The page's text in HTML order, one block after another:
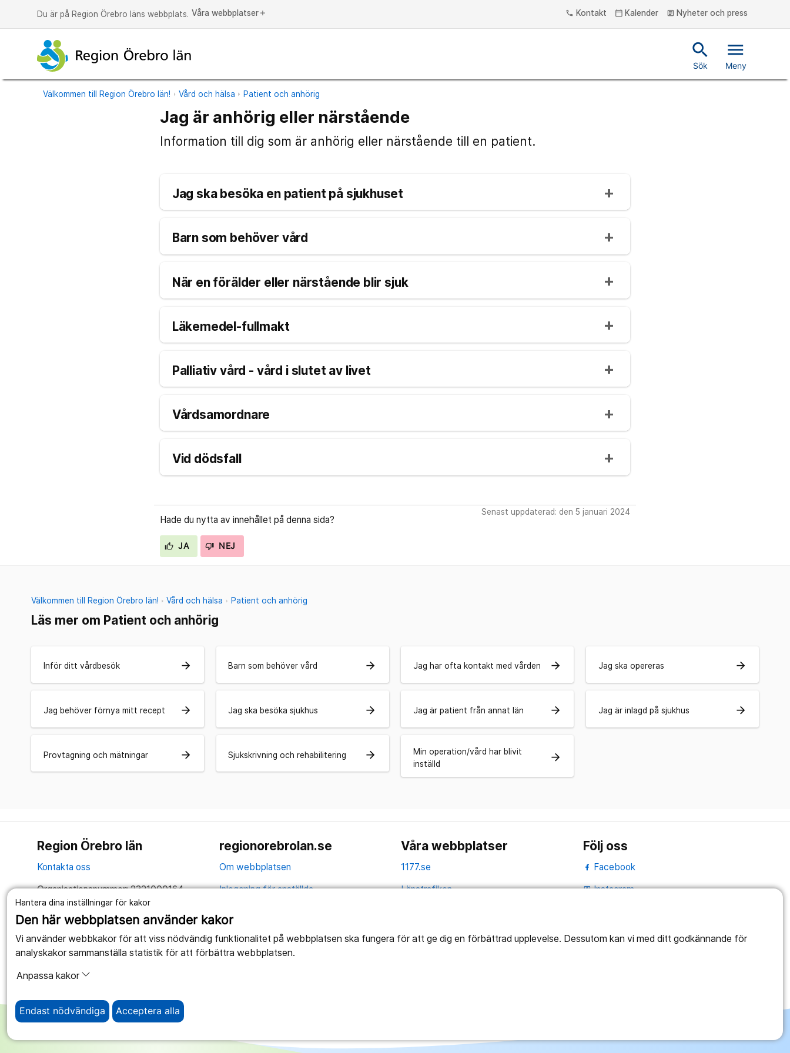
Hantera dina inställningar för kakor
Den här webbplatsen använder kakor
Vi använder webbkakor för att viss nödvändig funktionalitet på webbplatsen ska fungera för att ge dig en förbättrad upplevelse. Dessutom kan vi med ditt godkännande för
analyskakor sammanställa statistik för att förbättra webbplatsen.
Anpassa kakor
Endast nödvändiga Acceptera alla
Du är på Region Örebro läns webbplats. Våra webbplatser add phone Kontakt calendar_today Kalender article Nyheter och press
search
Sök
menu
Meny
Välkommen till Region Örebro län! Vård och hälsa Patient och anhörig
Jag är anhörig eller närstående
Information till dig som är anhörig eller närstående till en patient.
Jag ska besöka en patient på sjukhuset
Barn som behöver vård
När en förälder eller närstående blir sjuk
Läkemedel-fullmakt
Palliativ vård - vård i slutet av livet
Vårdsamordnare
Vid dödsfall
Hade du nytta av innehållet på denna sida?
JA NEJ
Senast uppdaterad: den 5 januari 2024
Välkommen till Region Örebro län! Vård och hälsa Patient och anhörig
Läs mer om Patient och anhörig
Inför ditt vårdbesök arrow_forward Barn som behöver vård arrow_forward Jag har ofta kontakt med vården arrow_forward Jag ska opereras arrow_forward
Jag behöver förnya mitt recept arrow_forward Jag ska besöka sjukhus arrow_forward Jag är patient från annat län arrow_forward Jag är inlagd på sjukhus arrow_forward
Provtagning och mätningar arrow_forward Sjukskrivning och rehabilitering arrow_forward
Min operation/vård har blivit
inställd
arrow_forward
Region Örebro län
Kontakta oss
Organisationsnummer: 2321000164
regionorebrolan.se
Om webbplatsen
Inloggning för anställda
Anslagstavla
Tillgänglighetsredogörelse
Våra webbplatser
1177.se
Länstrafiken
Utveckling
Följ oss
Facebook
portraitInstagram